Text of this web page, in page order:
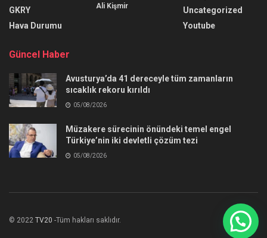
GKRY
Hava Durumu
Ali Kişmir
Uncategorized
Youtube
Güncel Haber
Avusturya’da 41 dereceyle tüm zamanların
sıcaklık rekoru kırıldı
05/08/2026
Müzakere sürecinin önündeki temel engel
Türkiye’nin iki devletli çözüm tezi
05/08/2026
© 2022 TV20 -Tüm hakları saklıdır.